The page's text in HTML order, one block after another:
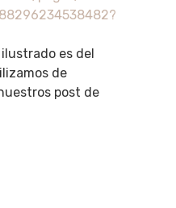
es del
de
post de